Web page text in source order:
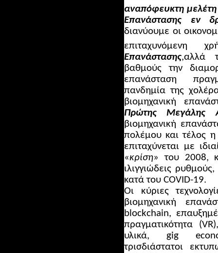
αναπόφευκτη
Επανάστασης εν
διανύουμε οι
επιταχυνόμενη
Επανάστασης,αλλά
βαθμούς την
επανάσταση
πανδημία της
βιομηχανική
Πρώτης Μεγάλης
βιομηχανική
πολέμου και τέλος η
επιταχύνεται με
«κρίση» του 2008,
ιλιγγιώδεις
κατά του COVID-19.
Οι κύριες
βιομηχανική
blockchain,
πραγματικότητα
υλικά, gig
τρισδιάστατοι